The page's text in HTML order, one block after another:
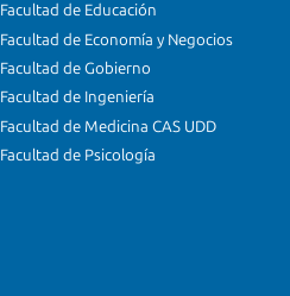
Facultad de Educación
Facultad de Economía y Negocios
Facultad de Gobierno
Facultad de Ingeniería
Facultad de Medicina CAS UDD
Facultad de Psicología